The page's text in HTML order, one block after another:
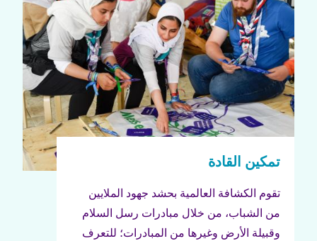
تقوم الكشافة العالمية بحشد جهود الملايين
من الشباب، من خلال مبادرات رسل السلام
وقبيلة الأرض وغيرها من المبادرات؛ للتعرف